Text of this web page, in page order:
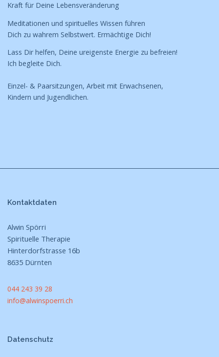
Kraft für Deine Lebensveränderung
Meditationen und spirituelles Wissen führen
Dich zu wahrem Selbstwert. Ermächtige Dich!
Lass Dir helfen, Deine ureigenste Energie zu befreien!
Ich begleite Dich.
Einzel- & Paarsitzungen, Arbeit mit Erwachsenen,
Kindern und Jugendlichen.
Kontaktdaten
Alwin Spörri
Spirituelle Therapie
Hinterdorfstrasse 16b
8635 Dürnten
044 243 39 28
info@alwinspoerri.ch
Datenschutz